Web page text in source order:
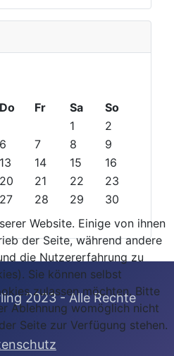
Do Fr Sa
So
1
2
6 7 8
9
13 14 15
16
20 21 22
23
27 28 29
30
2023 - Alle Rechte
Website. Einige von ihnen
der Seite, während andere
die Nutzererfahrung zu
Sie können selbst
zulassen möchten. Bitte
Ablehnung womöglich nicht
Seite zur Verfügung stehen.